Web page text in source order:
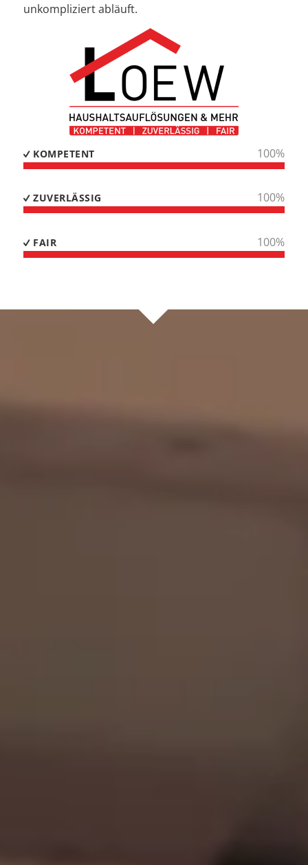
unkompliziert abläuft.
KOMPETENT 100%
ZUVERLÄSSIG 100%
FAIR 100%